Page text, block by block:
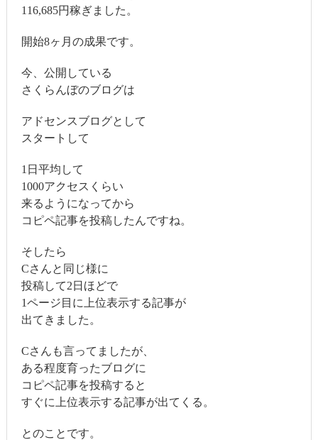
116,685円稼ぎました。
開始8ヶ月の成果です。
今、公開している
さくらんぼのブログは
アドセンスブログとして
スタートして
1日平均して
1000アクセスくらい
来るようになってから
コピペ記事を投稿したんですね。
そしたら
Cさんと同じ様に
投稿して2日ほどで
1ページ目に上位表示する記事が
出てきました。
Cさんも言ってましたが、
ある程度育ったブログに
コピペ記事を投稿すると
すぐに上位表示する記事が出てくる。
とのことです。